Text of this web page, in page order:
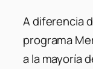
A diferencia
programa
a la mayoría